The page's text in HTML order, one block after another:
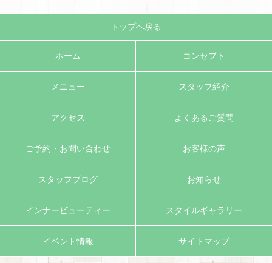
トップへ戻る
ホーム コンセプト
メニュー スタッフ紹介
アクセス よくあるご質問
ご予約・お問い合わせ お客様の声
スタッフブログ お知らせ
インナービューティー スタイルギャラリー
イベント情報 サイトマップ